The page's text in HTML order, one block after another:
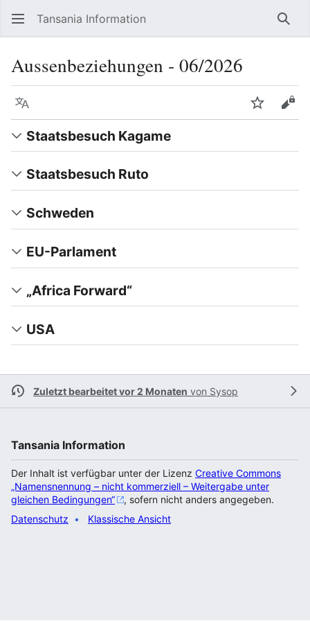
Tansania Information
Aussenbeziehungen ‐ 06/2026
Sprache
Staatsbesuch Kagame
Staatsbesuch Ruto
Schweden
EU-Parlament
„Africa Forward“
USA
Zuletzt bearbeitet vor 2 Monaten von Sysop
Tansania Information
Der Inhalt ist verfügbar unter der Lizenz Creative Commons
„Namensnennung – nicht kommerziell – Weitergabe unter
gleichen Bedingungen“
, sofern nicht anders angegeben.
Datenschutz
Klassische Ansicht